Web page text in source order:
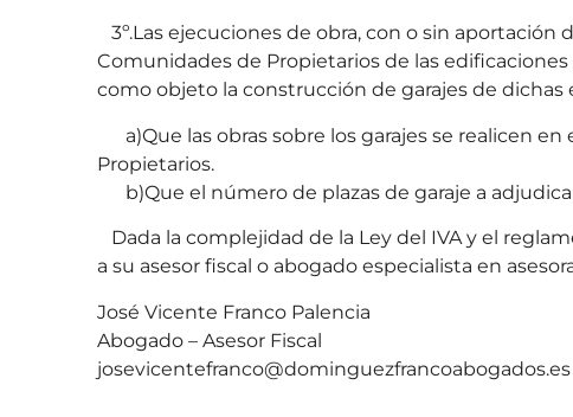
3º.Las ejecuciones de obra, con o sin
Comunidades de Propietarios de las
como objeto la construcción de garajes de
a)Que las obras sobre los garajes se realicen
Propietarios.
b)Que el número de plazas de garaje a
Dada la complejidad de la Ley del IVA y el
a su asesor fiscal o abogado especialista en
José Vicente Franco Palencia
Abogado – Asesor Fiscal
josevicentefranco@dominguezfrancoabogados.es